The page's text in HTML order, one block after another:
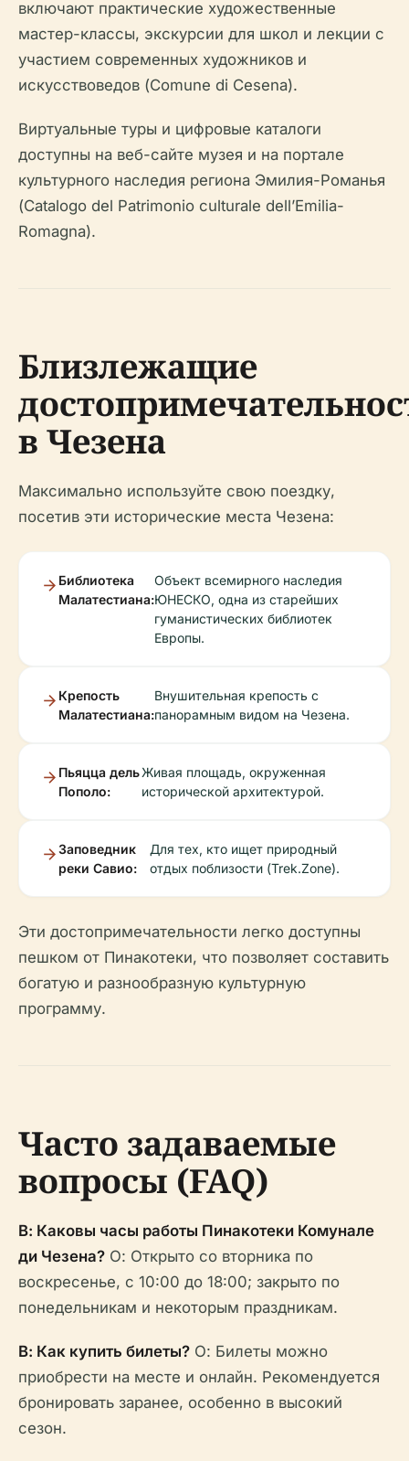
включают практические художественные
мастер-классы, экскурсии для школ и лекции с
участием современных художников и
искусствоведов (Comune di Cesena).
Виртуальные туры и цифровые каталоги
доступны на веб-сайте музея и на портале
культурного наследия региона Эмилия-Романья
(Catalogo del Patrimonio culturale dell’Emilia-
Romagna).
Близлежащие
в Чезена
Максимально используйте свою поездку,
посетив эти исторические места Чезена:
Библиотека
Малатестиана:
Объект всемирного наследия
ЮНЕСКО, одна из старейших
гуманистических библиотек
Европы.
Крепость
Малатестиана:
Внушительная крепость с
панорамным видом на Чезена.
Пьяцца дель
Пополо:
Живая площадь, окруженная
исторической архитектурой.
Заповедник
реки Савио:
Для тех, кто ищет природный
отдых поблизости (Trek.Zone).
Эти достопримечательности легко доступны
пешком от Пинакотеки, что позволяет составить
богатую и разнообразную культурную
программу.
Часто задаваемые
вопросы (FAQ)
В: Каковы часы работы Пинакотеки Комунале
ди Чезена? О: Открыто со вторника по
воскресенье, с 10:00 до 18:00; закрыто по
понедельникам и некоторым праздникам.
В: Как купить билеты? О: Билеты можно
приобрести на месте и онлайн. Рекомендуется
бронировать заранее, особенно в высокий
сезон.